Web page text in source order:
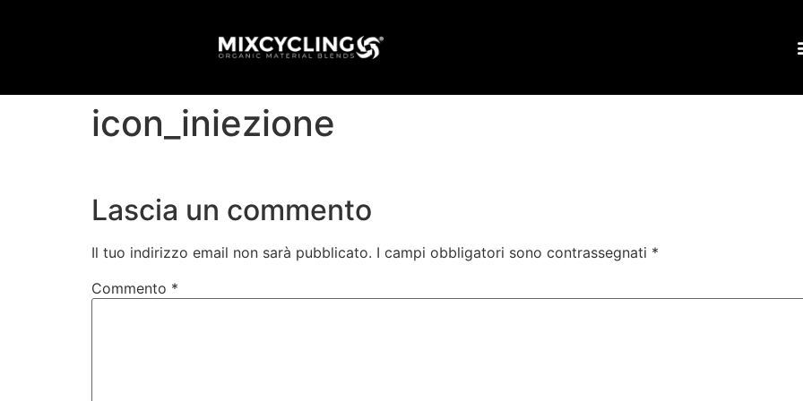
icon_iniezione
Lascia un commento
Il tuo indirizzo email non sarà pubblicato. I campi obbligatori sono contrassegnati *
Commento *